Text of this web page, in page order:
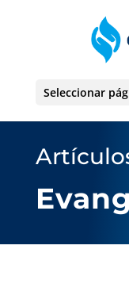
Seleccionar